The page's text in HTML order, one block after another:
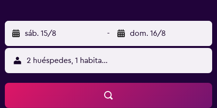
sáb. 15/8 - dom. 16/8
2 huéspedes, 1 habitación